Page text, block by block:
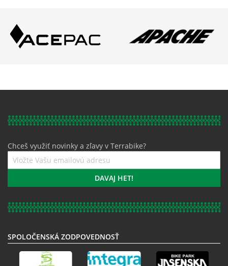
Chceš využiť novinky a zľavy v Terrabike?
Prihláste
sa
odberu
DAVAJ HET!
SPOLOČENSKÁ ZODPOVEDNOSŤ